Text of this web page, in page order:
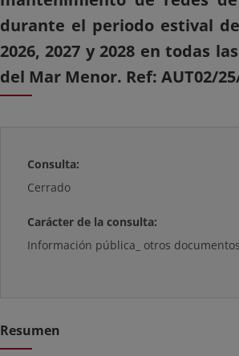
durante el periodo estival
2026, 2027 y 2028 en todas
del Mar Menor. Ref: AUT02/
Consulta:
Cerrado
Carácter de la consulta:
Información pública_ otros documentos
Resumen